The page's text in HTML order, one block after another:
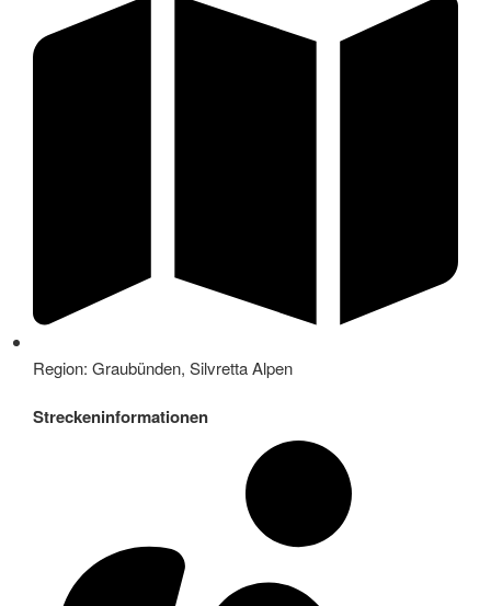
Region: Graubünden, Silvretta Alpen
Streckeninformationen